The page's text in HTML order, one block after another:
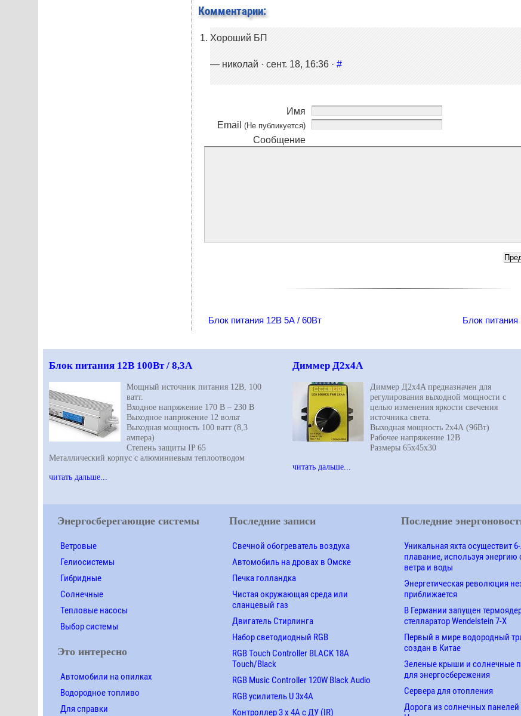
Комментарии:
Хороший БП
— николай · сент. 18, 16:36 · #
Имя
Email (Не публикуется)
Сообщение
Блок питания 12В 5А / 60Вт Блок
Блок питания 12В 100Вт / 8,3А
Мощный источник питания 12В, 100
ватт.
Входное напряжение 170 В – 230 В
Выходное напряжение 12 вольт
Выходная мощность 100 ватт (8,3
ампера)
Степень защиты IP 65
Металлический корпус с алюминиевым теплоотводом
читать дальше...
Диммер Д2х4A
Диммер Д2х4A предназначен для
регулирования выходной мощности с
целью изменения яркости свечения
источника света.
Выходная мощность 2х4А (96Вт)
Рабочее напряжение 12В
Размеры 65х45х30
читать дальше...
Энергосберегающие системы
Ветровые
Гелиосистемы
Гибридные
Солнечные
Тепловые насосы
Выбор системы
Это интересно
Автомобили на опилках
Водородное топливо
Для справки
Последние записи
Свечной обогреватель воздуха
Автомобиль на дровах в Омске
Печка голландка
Чистая окружающая среда или
сланцевый газ
Двигатель Стирлинга
Набор светодиодный RGB
RGB Touch Controller BLACK 18A
Touch/Black
RGB Music Controller 120W Black Audio
RGB усилитель U 3х4A
Контроллер 3 х 4А с ДУ (IR)
Последние
Уникальная яхта осуществит
плавание, используя энергию
ветра и воды
Энергетическая революция
приближается
В Германии запущен
стелларатор Wendelstein 7-X
Первый в мире водородный
создан в Китае
Зеленые крыши и солнечные
для энергосбережения
Сервера для отопления
Дорога из солнечных панелей